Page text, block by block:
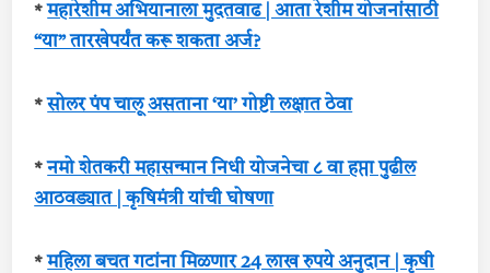
*महारेशीम अभियानाला मुदतवाढ | आता रेशीम योजनांसाठी
“या” तारखेपर्यंत करू शकता अर्ज?
*सोलर पंप चालू असताना ‘या’ गोष्टी लक्षात ठेवा
*नमो शेतकरी महासन्मान निधी योजनेचा ८ वा हप्ता पुढील
आठवड्यात | कृषिमंत्री यांची घोषणा
*महिला बचत गटांना मिळणार 24 लाख रुपये अनुदान | कृषी